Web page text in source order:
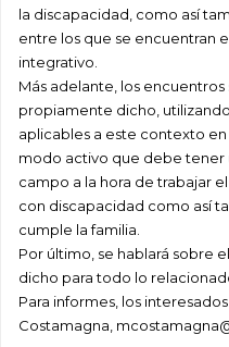
la discapacidad, como así
entre los que se encuentran
integrativo.
Más adelante, los
propiamente dicho,
aplicables a este contexto
modo activo que debe tener
campo a la hora de trabajar
con discapacidad como así
cumple la familia.
Por último, se hablará sobre
dicho para todo lo
Para informes, los
Costamagna,